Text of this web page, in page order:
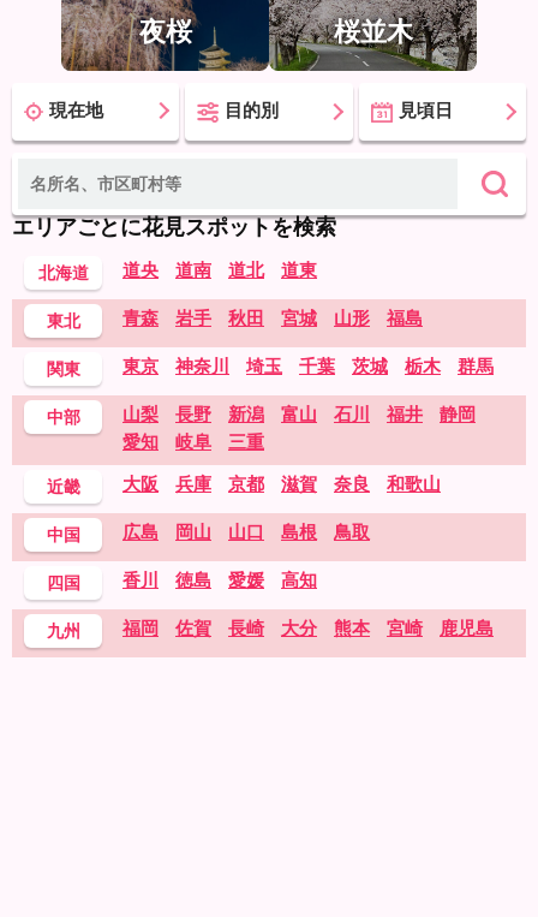
夜桜 桜並木
現在地 目的別 見頃日
エリアごとに花見スポットを検索
北海道 道央 道南 道北 道東
東北 青森 岩手 秋田 宮城 山形 福島
関東 東京 神奈川 埼玉 千葉 茨城 栃木 群馬
中部 山梨 長野 新潟 富山 石川 福井
静岡
愛知
岐阜 三重
近畿 大阪 兵庫 京都 滋賀 奈良 和歌山
中国 広島 岡山 山口 島根 鳥取
四国 香川 徳島 愛媛 高知
九州 福岡 佐賀 長崎 大分 熊本 宮崎 鹿児島